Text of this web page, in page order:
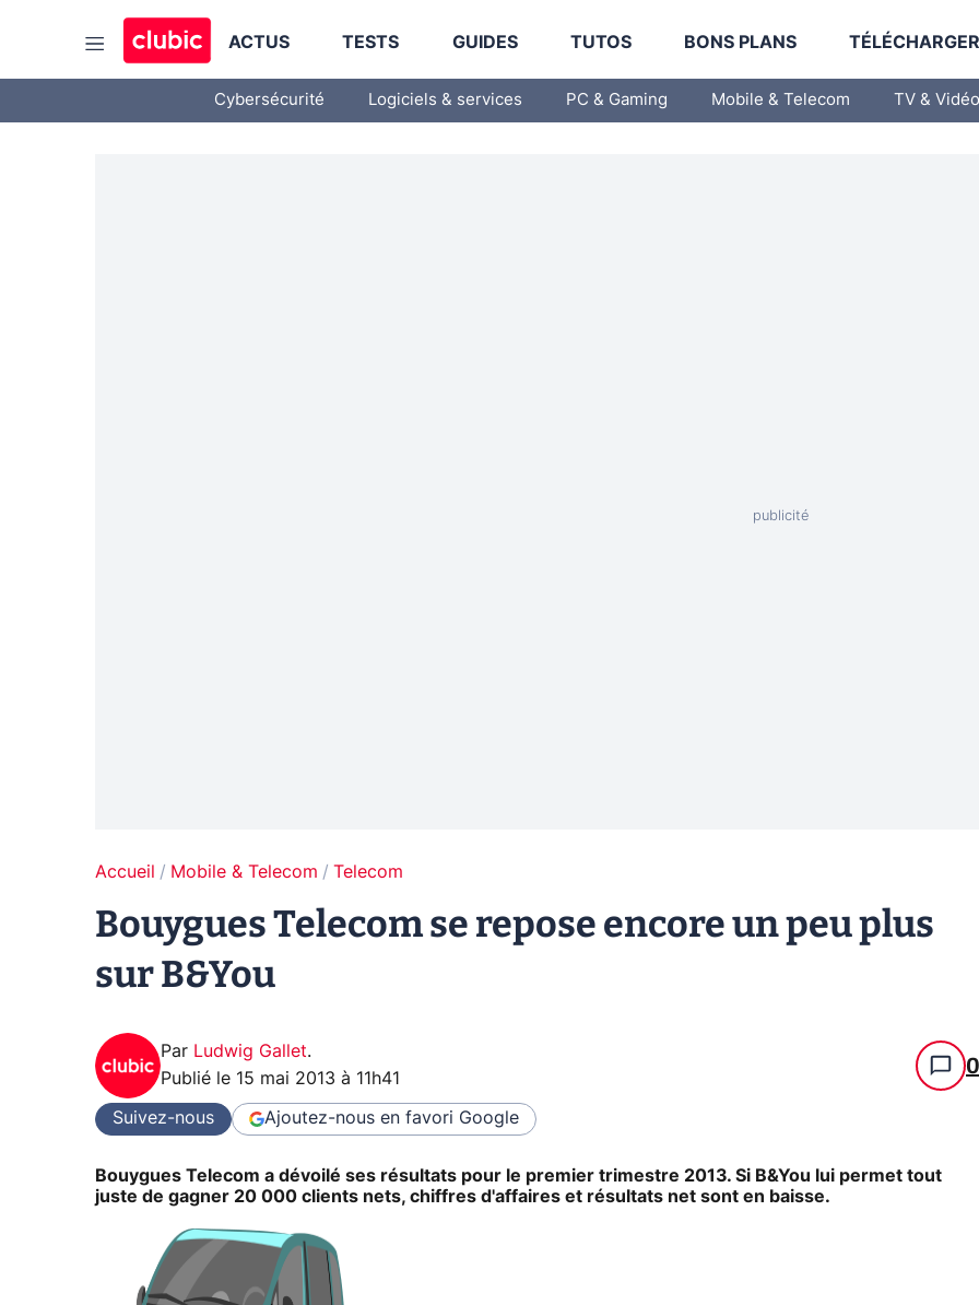
ACTUS TESTS GUIDES TUTOS BONS PLANS
Cybersécurité Logiciels & services PC & Gaming Mobile & Telecom TV & Vidéo
Accueil Mobile & Telecom Telecom
Bouygues Telecom se repose encore un peu plus
sur B&You
Par Ludwig Gallet.
Publié le 15 mai 2013 à 11h41 0
Suivez-nous Ajoutez-nous en favori Google
Bouygues Telecom a dévoilé ses résultats pour le premier trimestre 2013. Si B&You lui permet tout
juste de gagner 20 000 clients nets, chiffres d'affaires et résultats net sont en baisse.